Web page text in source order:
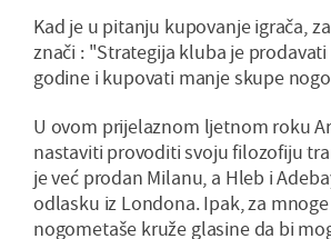
Kad je u pitanju kupovanje igrača,
znači : ''Strategija kluba je prodavati
godine i kupovati manje skupe
U ovom prijelaznom ljetnom roku
nastaviti provoditi svoju filozofiju
je već prodan Milanu, a Hleb i
odlasku iz Londona. Ipak, za
nogometaše kruže glasine da bi